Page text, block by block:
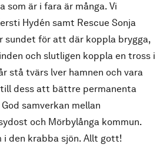
som är i fara är många. Vi
Hydén samt Rescue Sonja
sundet för att där koppla brygga,
och slutligen koppla en tross i
stå tvärs lver hamnen och vara
dess att bättre permanenta
samverkan mellan
och Mörbylånga kommun.
i den krabba sjön. Allt gott!